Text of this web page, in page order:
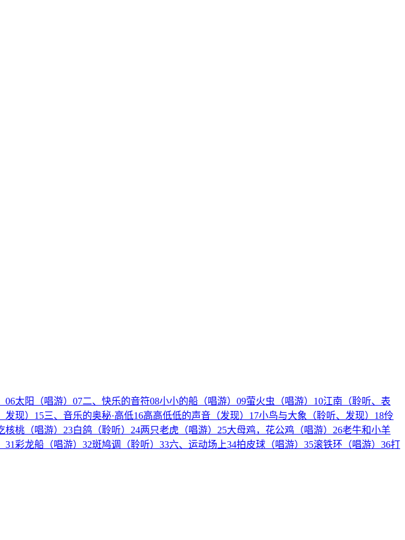
06太阳（唱游） 07二、快乐的音符08小小的船（唱游） 09萤火虫（唱游） 10江南（聆听、表
发现） 15三、音乐的奥秘·高低16高高低低的声音（发现） 17小鸟与大象（聆听、发现） 18伶
核桃（唱游） 23白鸽（聆听） 24两只老虎（唱游） 25大母鸡，花公鸡（唱游） 26老牛和小羊
31 彩龙船（唱游） 32斑鸠调（聆听） 33六、运动场上34拍皮球（唱游） 35滚铁环（唱游） 36打